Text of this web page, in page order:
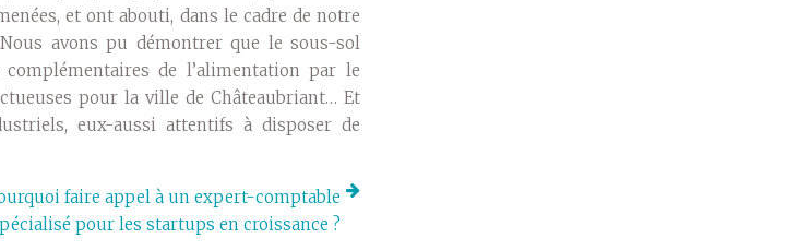
et ont abouti, dans le cadre de notre
avons pu démontrer que le sous-sol
de l’alimentation par le
pour la ville de Châteaubriant… Et
eux-aussi attentifs à disposer de
faire appel à un expert-comptable
pour les startups en croissance ?